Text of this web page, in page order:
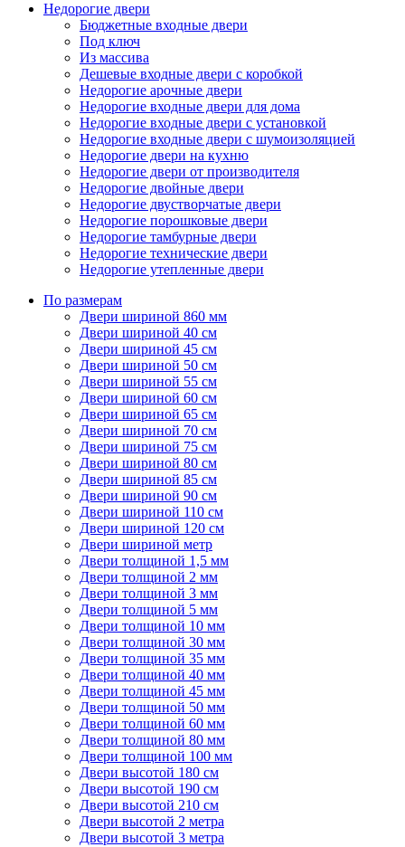
Недорогие двери
Бюджетные входные двери
Под ключ
Из массива
Дешевые входные двери с коробкой
Недорогие арочные двери
Недорогие входные двери для дома
Недорогие входные двери с установкой
Недорогие входные двери с шумоизоляцией
Недорогие двери на кухню
Недорогие двери от производителя
Недорогие двойные двери
Недорогие двустворчатые двери
Недорогие порошковые двери
Недорогие тамбурные двери
Недорогие технические двери
Недорогие утепленные двери
По размерам
Двери шириной 860 мм
Двери шириной 40 см
Двери шириной 45 см
Двери шириной 50 см
Двери шириной 55 см
Двери шириной 60 см
Двери шириной 65 см
Двери шириной 70 см
Двери шириной 75 см
Двери шириной 80 см
Двери шириной 85 см
Двери шириной 90 см
Двери шириной 110 см
Двери шириной 120 см
Двери шириной метр
Двери толщиной 1,5 мм
Двери толщиной 2 мм
Двери толщиной 3 мм
Двери толщиной 5 мм
Двери толщиной 10 мм
Двери толщиной 30 мм
Двери толщиной 35 мм
Двери толщиной 40 мм
Двери толщиной 45 мм
Двери толщиной 50 мм
Двери толщиной 60 мм
Двери толщиной 80 мм
Двери толщиной 100 мм
Двери высотой 180 см
Двери высотой 190 см
Двери высотой 210 см
Двери высотой 2 метра
Двери высотой 3 метра